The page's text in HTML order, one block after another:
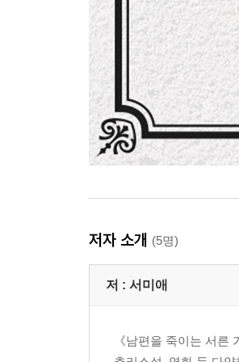
저자 소개 (5명)
저 : 서미애
《남편을 죽이는 서